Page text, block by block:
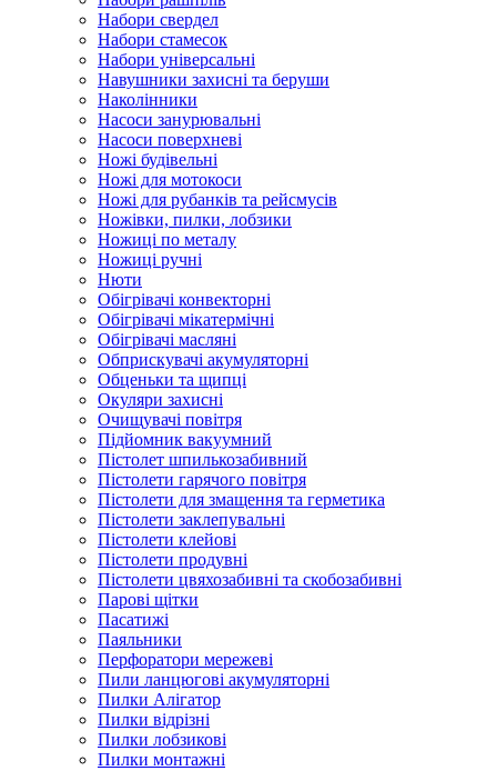
Набори свердел
Набори стамесок
Набори універсальні
Навушники захисні та беруши
Наколінники
Насоси занурювальні
Насоси поверхневі
Ножі будівельні
Ножі для мотокоси
Ножі для рубанків та рейсмусів
Ножівки, пилки, лобзики
Ножиці по металу
Ножиці ручні
Нюти
Обігрівачі конвекторні
Обігрівачі мікатермічні
Обігрівачі масляні
Обприскувачі акумуляторні
Обценьки та щипці
Окуляри захисні
Очищувачі повітря
Підйомник вакуумний
Пістолет шпилькозабивний
Пістолети гарячого повітря
Пістолети для змащення та герметика
Пістолети заклепувальні
Пістолети клейові
Пістолети продувні
Пістолети цвяхозабивні та скобозабивні
Парові щітки
Пасатижі
Паяльники
Перфоратори мережеві
Пили ланцюгові акумуляторні
Пилки Алігатор
Пилки відрізні
Пилки лобзикові
Пилки монтажні